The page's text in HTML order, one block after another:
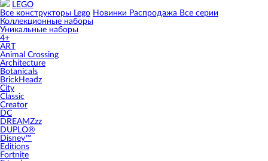
LEGO
Все конструкторы Lego Новинки Распродажа Все серии
Коллекционные наборы
Уникальные наборы
4+
ART
Animal Crossing
Architecture
Botanicals
BrickHeadz
City
Classic
Creator
DC
DREAMZzz
DUPLO®
Disney™
Editions
Fortnite